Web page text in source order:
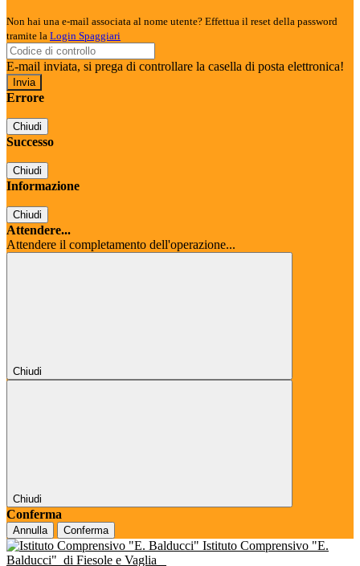
Non hai una e-mail associata al nome utente? Effettua il reset della password
tramite la Login Spaggiari
E-mail inviata, si prega di controllare la casella di posta elettronica!
Errore
Chiudi
Successo
Chiudi
Informazione
Chiudi
Attendere...
Attendere il completamento dell'operazione...
Chiudi
Chiudi
Conferma
Annulla Conferma
Istituto Comprensivo "E.
Balducci" di Fiesole e Vaglia